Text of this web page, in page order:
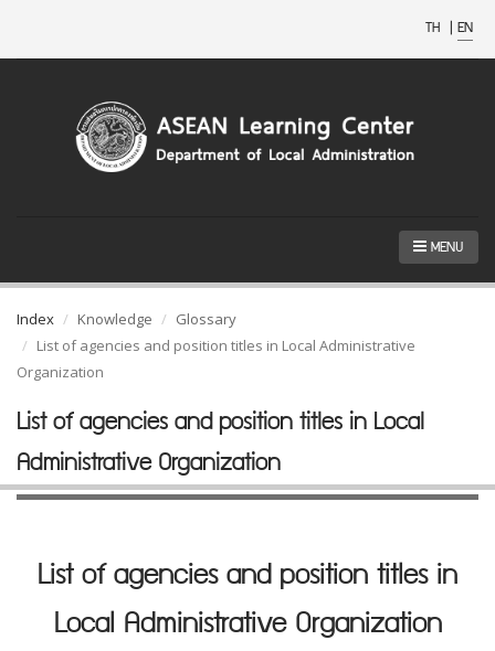
TH | EN
MENU
Index Knowledge
Glossary
List of agencies and position titles in Local Administrative
Organization
List of agencies and position titles in Local
Administrative Organization
List of agencies and position titles in
Local Administrative Organization